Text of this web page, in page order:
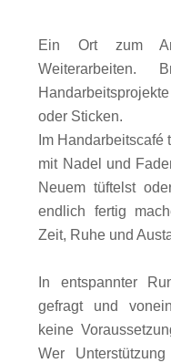
Ein Ort zum
Weiterarbeiten.
oder Sticken.
Im
mit Nadel und
Neuem tüftelst
endlich fertig
Zeit, Ruhe und
In entspannter
gefragt und
keine
Wer